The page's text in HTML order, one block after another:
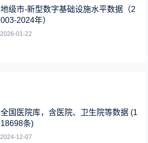
地级市-新型数字基础设施水平数据（2
003-2024年）
2026-01-22
全国医院库，含医院、卫生院等数据 (1
18698条)
2024-12-07